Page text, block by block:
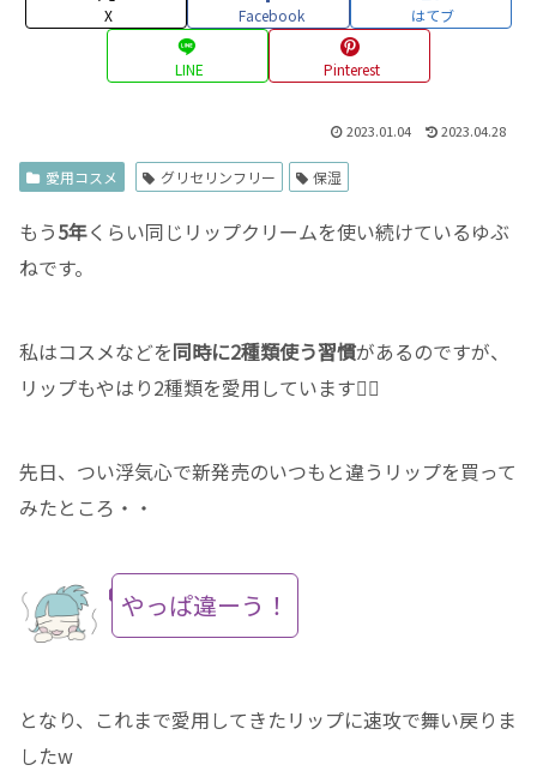
X Facebook はてブ
LINE Pinterest
2023.01.04 2023.04.28
愛用コスメ グリセリンフリー 保湿
もう5年くらい同じリップクリームを使い続けているゆぶ
ねです。
私はコスメなどを同時に2種類使う習慣があるのですが、
リップもやはり2種類を愛用しています✌🏻
先日、つい浮気心で新発売のいつもと違うリップを買って
みたところ・・
やっぱ違ーう！
となり、これまで愛用してきたリップに速攻で舞い戻りま
したw